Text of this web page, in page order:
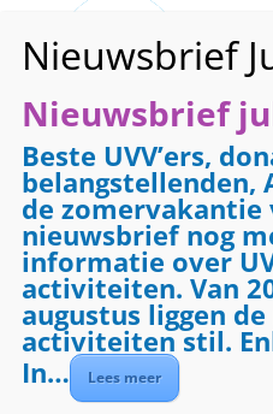
« Alle Evenementen
Dit evenement is voorbij.
Evenementenreeks:
middag
Nieuwsbrief
Beste UVV’ers,
belangstellenden,
de zomervakantie
nieuwsbrief nog
informatie over
activiteiten. Van
augustus liggen
activiteiten stil.
In…
Lees meer